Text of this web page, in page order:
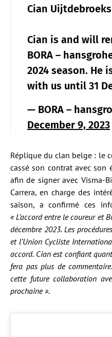
Cian Uijtdebroeks
Cian is and will
BORA –
2024 season. He
with us until 31
— BORA –
December 9, 2023
Réplique du clan belge : le
cassé son contrat avec son
afin de signer avec Visma-
Carrera, en charge des
saison, a confirmé ces
« L’accord entre le coureur et
décembre 2023. Les
et l’Union Cycliste
accord. Cian est confiant
fera pas plus de
cette future collaboration
prochaine ».